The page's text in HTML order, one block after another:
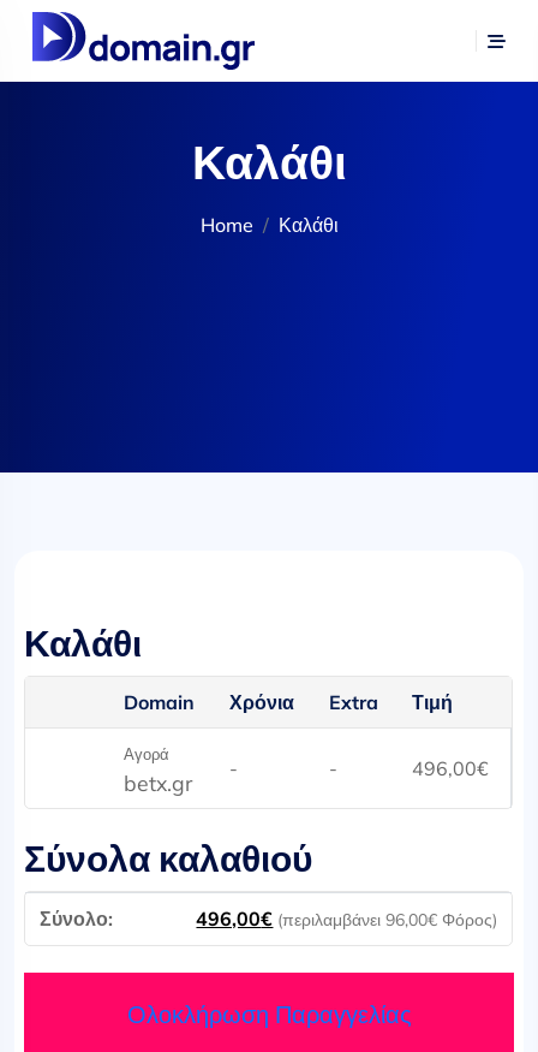
Καλάθι
Home Καλάθι
Καλάθι
Domain Χρόνια Extra Τιμή
Αγορά
betx.gr
- - 496,00€
Σύνολα καλαθιού
496,00€ (περιλαμβάνει96,00€ Φόρος)
Ολοκλήρωση Παραγγελίας